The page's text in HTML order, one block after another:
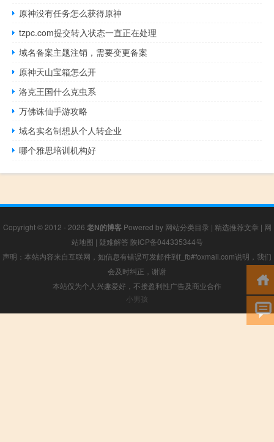
原神没有任务怎么获得原神
tzpc.com提交转入状态一直正在处理
域名备案主题注销，需要变更备案
原神天山宝箱怎么开
洛克王国什么克虫系
万佛诛仙手游攻略
域名实名制想从个人转企业
哪个雅思培训机构好
Copyright © 2012 - 2026 老N的博客Powered by 网站分类目录 | 精选推荐文章 | 网
站地图 | 疑难解答 陕ICP备044335344号
声明：本站内容来自互联网，如信息有错误可发邮件到f_fb#foxmail.com说明，我们
会及时纠正，谢谢
本站仅为个人兴趣爱好，不接盈利性广告及商业合作
小男孩